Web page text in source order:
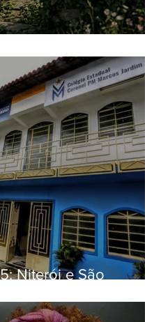
Niterói e São
ensino médio; veja